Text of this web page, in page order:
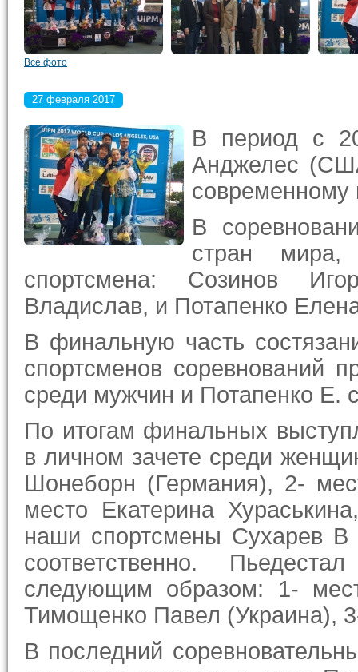
Все фото
27 февраля 2017
В период с
Анджелес
современному
В
стран мира,
спортсмена: Созинов
Владислав, и Потапенко
В финальную часть
спортсменов соревнований
среди мужчин и Потапенко Е.
По итогам финальных
в личном зачете среди
Шонеборн (Германия), 2-
место Екатерина
наши спортсмены Сухарев
соответственно.
следующим образом: 1-
Тимощенко Павел (Украина),
В последний